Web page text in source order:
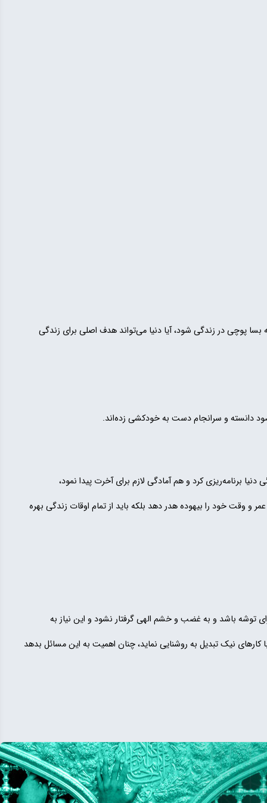
در زندگی شود، آیا دنیا می‌تواند هدف اصلی برای زندگی
دانسته و سرانجام دست به خودکشی زده‌اند.
برنامه‌ریزی کرد و هم آمادگی لازم برای آخرت پیدا نمود،
و وقت خود را بیهوده هدر دهد بلکه باید از تمام اوقات زندگی بهره
توشه باشد و به غضب و خشم الهی گرفتار نشود و این نیاز به
کارهای نیک تبدیل به روشنایی نماید، چنان اهمیت به این مسائل بدهد